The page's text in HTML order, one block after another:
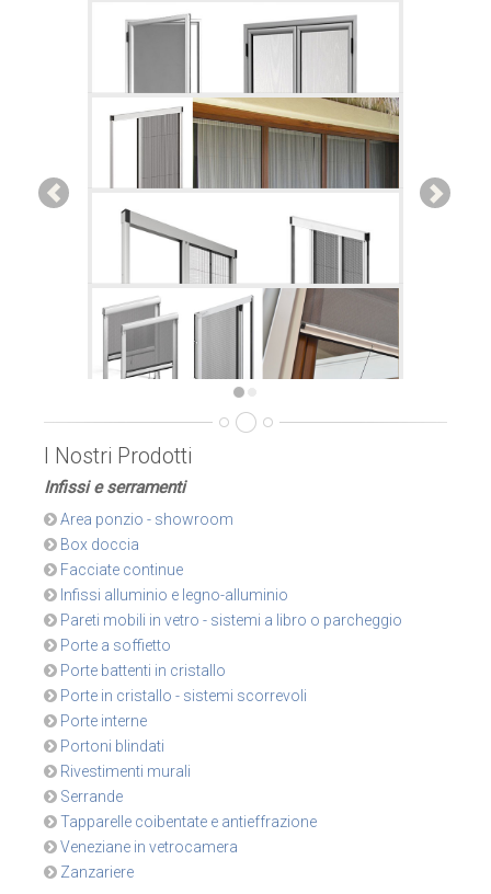
I Nostri Prodotti
Infissi e serramenti
Area ponzio - showroom
Box doccia
Facciate continue
Infissi alluminio e legno-alluminio
Pareti mobili in vetro - sistemi a libro o parcheggio
Porte a soffietto
Porte battenti in cristallo
Porte in cristallo - sistemi scorrevoli
Porte interne
Portoni blindati
Rivestimenti murali
Serrande
Tapparelle coibentate e antieffrazione
Veneziane in vetrocamera
Zanzariere